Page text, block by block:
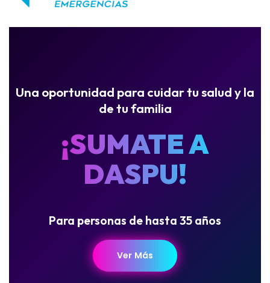
Una oportunidad para cuidar tu salud y la
de tu familia
¡SUMATE A
DASPU!
Para personas de hasta 35 años
Ver Más